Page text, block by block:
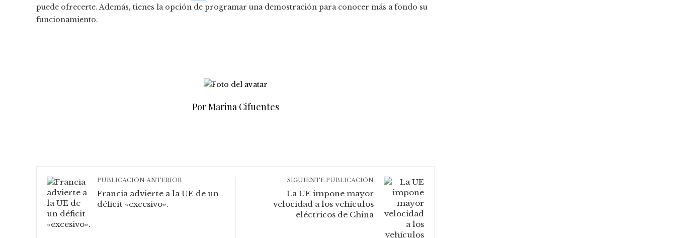
puede ofrecerte. Además, tienes la opción de programar una demostración para conocer más a fondo su
funcionamiento.
Por Marina Cifuentes
PUBLICACIÓN ANTERIOR
Francia advierte a la UE de un
déficit «excesivo».
SIGUIENTE PUBLICACIÓN
La UE impone mayor
velocidad a los vehículos
eléctricos de China